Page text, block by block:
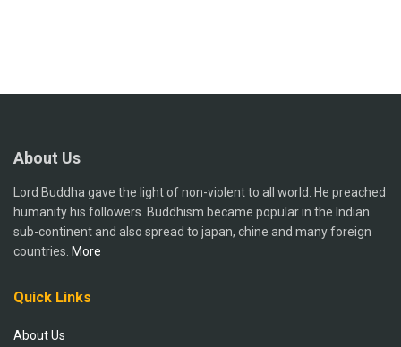
About Us
Lord Buddha gave the light of non-violent to all world. He preached
humanity his followers. Buddhism became popular in the Indian
sub-continent and also spread to japan, chine and many foreign
countries. More
Quick Links
About Us